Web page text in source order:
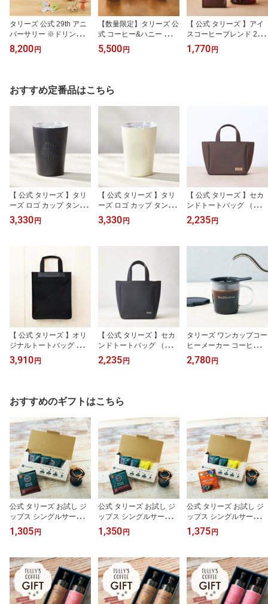
タリーズ 公式 29th アニ
バーサリー ※ドリンクチ
ケット 5枚付 タリーズコ
ーヒー
8,200 円
【数量限定】タリーズ 公
式 コーヒー&ハニー トラ
イアルセット
5,500 円
【 公式 タリーズ 】アイ
スコーヒーブレンド 200
g
1,770 円
おすすめ定番品はこちら
【 公式 タリーズ 】タリ
ーズ ロゴ カップ タンブ
ラー (ブラック) 380ml コ
ーヒー カフェラテ ステ
ギフト プレゼント 贈り
物 在宅 デスク用 リビン
グ 朝コーヒー 昼休憩 リ
カフェ テレワーク
3,330 円
【 公式 タリーズ 】タリ
ーズ ロゴ カップ タンブ
ラー (ホワイト) 380ml コ
ーヒー カフェラテ ステ
片手持ち おうちカフェ
物 在宅 デスク用 リビン
グ 朝コーヒー 昼休憩 リ
ラックス 読書タイム 家
カフェ テレワーク
3,330 円
【 公式 タリーズ 】セカ
ンドトートバッグ （ブラ
ウン）｜ ポケット マチ
付き サブバッグ ランチ
2,235 円
【 公式 タリーズ 】オリ
ジナルトートバッグ （ブ
ラック）｜ ポケット マ
チ付き サブバッグ ビジ
3,910 円
【 公式 タリーズ 】セカ
ンドトートバッグ （ブラ
ック）｜ ポケット マチ
付き サブバッグ ランチ
2,235 円
タリーズ ワンカップコー
ヒーメーカー コーヒー
キッチン用品 食器 日用
品 雑貨 タリーズコーヒ
2,780 円
おすすめのギフトはこちら
公式 タリーズ お試し ジ
ップス シングルサーブア
ソート A（5袋入）ハウ
スブレンド × 5袋 お得な
フト プチ ギフト
1,305 円
公式 タリーズ お試し ジ
ップス シングルサーブア
ソート B（5袋入）ハウ
スブレンド × 3袋 ブラジ
1,350 円
公式 タリーズ お試し ジ
ップス シングルサーブア
ソート D（5袋入）ハウ
スブレンド×2袋 ブラジ
コスタリカ ラミニータ ×
1袋
1,375 円